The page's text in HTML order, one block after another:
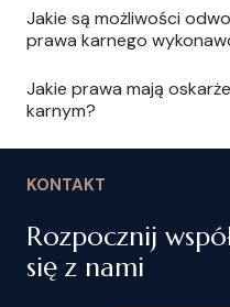
Jakie są możliwości
prawa karnego
Jakie prawa mają
karnym?
KONTAKT
Rozpocznij
się z nami